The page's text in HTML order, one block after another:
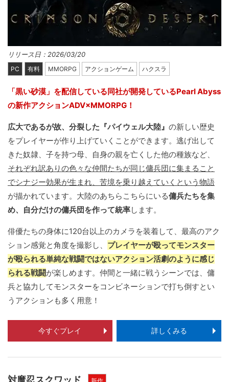
リリース日：2026/03/20
PC 有料 MMORPG アクションゲーム ハクスラ
「黒い砂漠」を配信している同社が開発しているPearl Abyss
の新作アクションADV×MMORPG！
広大であるが故、分裂した『パイウェル大陸』 の新しい歴史
をプレイヤーが作り上げていくことができます。逃げ出して
きた奴隷、子を持つ母、自身の親を亡くした他の種族など、
それぞれ訳ありの色々な仲間たちが同じ傭兵団に集まること
でシナジー効果が生まれ、苦境を乗り越えていくという物語
が描かれています。大陸のあちらこちらにいる傭兵たちを集
め、自分だけの傭兵団を作って統率します。
俳優たちの身体に120台以上のカメラを装着して、最高のアク
ション感覚と角度を撮影し、 プレイヤーが殴ってモンスター
が殴られる単純な戦闘ではないアクション活劇のように感じ
られる戦闘が楽しめます。仲間と一緒に戦うシーンでは、傭
兵と協力してモンスターをコンビネーションで打ち倒すとい
うアクションも多く用意！
今すぐプレイ 詳しくみる
対魔忍スクワッド